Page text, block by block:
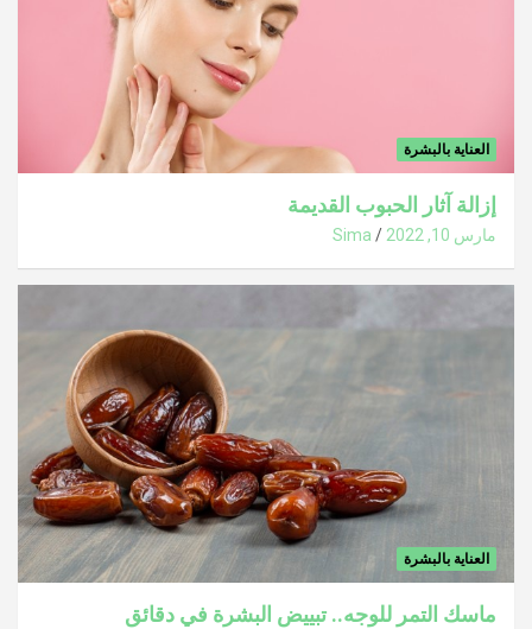
العناية بالبشرة
إزالة آثار الحبوب القديمة
مارس 10, 2022 Sima
العناية بالبشرة
ماسك التمر للوجه.. تبييض البشرة في دقائق